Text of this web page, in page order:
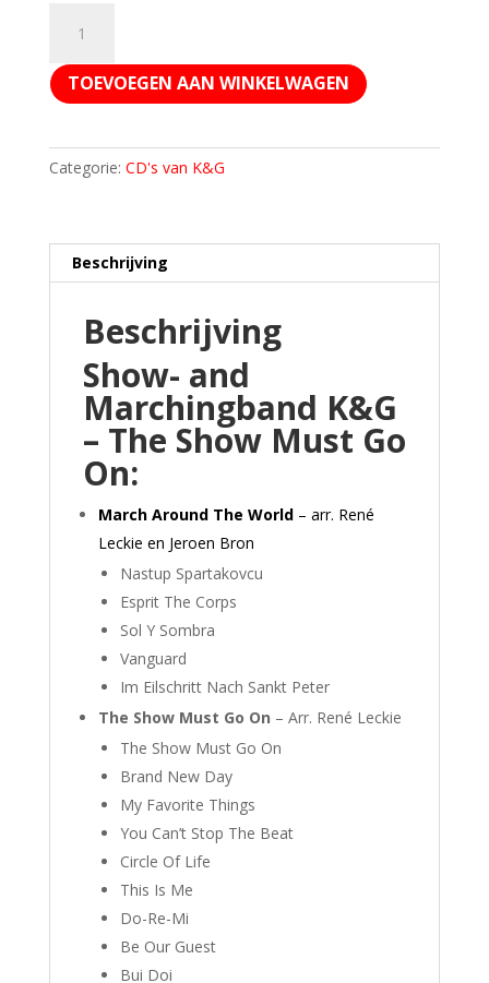
The
Show
On
TOEVOEGEN AAN WINKELWAGEN
Categorie: CD's van K&G
Beschrijving
Beschrijving
Show- and
Marchingband K&G
– The Show Must Go
On:
March Around The World– arr. René
Leckie en Jeroen Bron
Nastup Spartakovcu
Esprit The Corps
Sol Y Sombra
Vanguard
Im Eilschritt Nach Sankt Peter
The Show Must Go On – Arr. René Leckie
The Show Must Go On
Brand New Day
My Favorite Things
You Can’t Stop The Beat
Circle Of Life
This Is Me
Do-Re-Mi
Be Our Guest
Bui Doi